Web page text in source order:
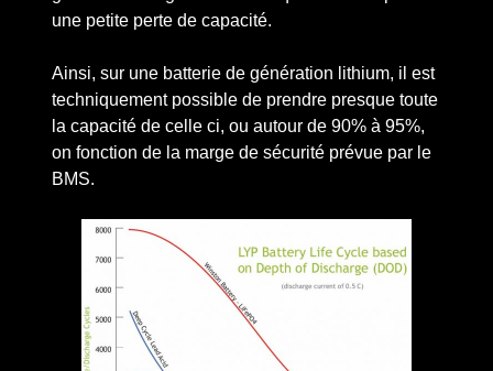
une petite perte de capacité.
Ainsi, sur une batterie de génération lithium, il est
techniquement possible de prendre presque toute
la capacité de celle ci, ou autour de 90% à 95%,
on fonction de la marge de sécurité prévue par le
BMS.